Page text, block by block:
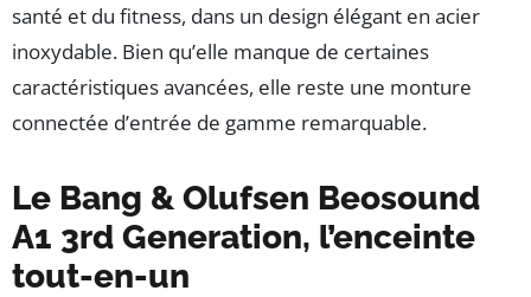
santé et du fitness, dans un design élégant en acier
inoxydable. Bien qu’elle manque de certaines
caractéristiques avancées, elle reste une monture
connectée d’entrée de gamme remarquable.
Le Bang & Olufsen Beosound
A1 3rd Generation, l’enceinte
tout-en-un